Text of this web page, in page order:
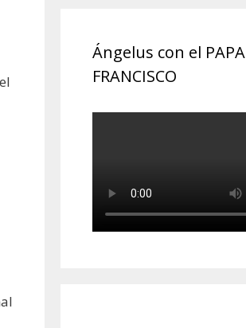
Ángelus con el PAPA
FRANCISCO